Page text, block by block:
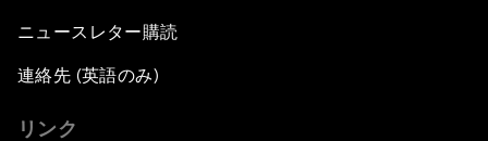
ニュースレター購読
連絡先 (英語のみ)
リンク